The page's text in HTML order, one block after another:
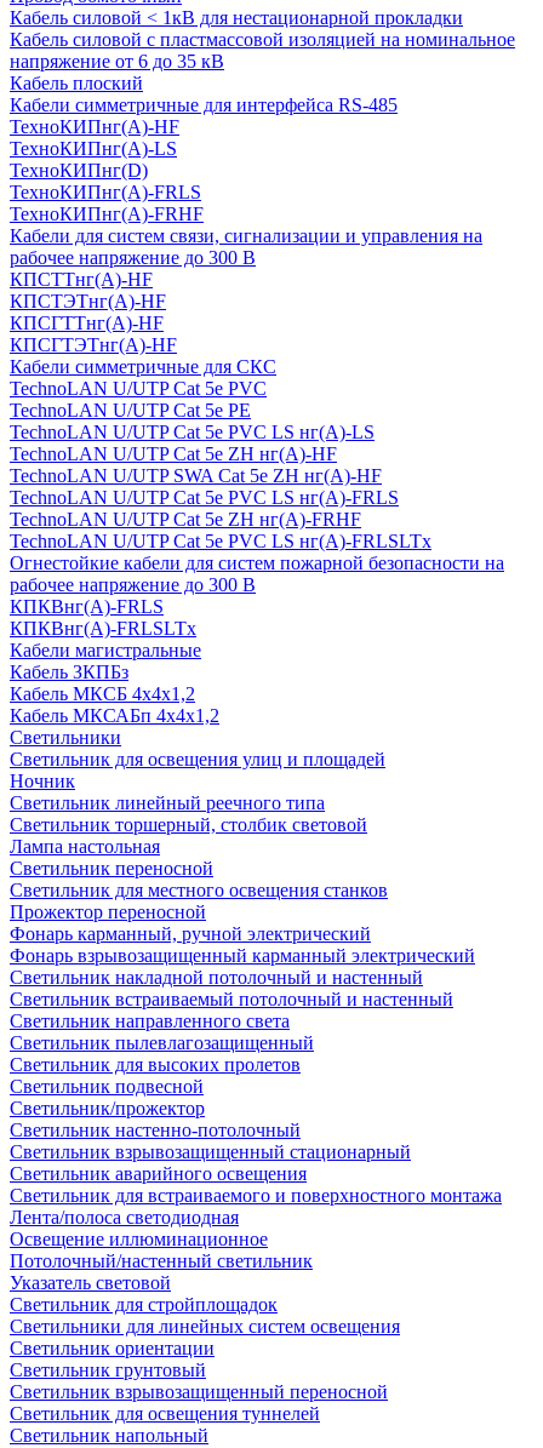
Кабель силовой < 1кВ для нестационарной прокладки
Кабель силовой с пластмассовой изоляцией на номинальное
напряжение от 6 до 35 кВ
Кабель плоский
Кабели симметричные для интерфейса RS-485
ТеxноКИПнг(A)-HF
ТеxноКИПнг(A)-LS
ТеxноКИПнг(D)
ТехноКИПнг(A)-FRLS
ТехноКИПнг(A)-FRHF
Кабели для систем связи, сигнализации и управления на
рабочее напряжение до 300 В
КПСТТнг(A)-HF
КПСТЭТнг(A)-HF
КПСГТТнг(A)-HF
КПСГТЭТнг(A)-HF
Кабели симметричные для СКС
TechnoLAN U/UTP Cat 5e PVC
TechnoLAN U/UTP Cat 5e PE
TechnoLAN U/UTP Cat 5e PVC LS нг(A)-LS
TechnoLAN U/UTP Cat 5e ZH нг(A)-HF
TechnoLAN U/UTP SWA Cat 5e ZH нг(A)-HF
TechnoLAN U/UTP Cat 5e PVC LS нг(A)-FRLS
TechnoLAN U/UTP Cat 5e ZH нг(A)-FRHF
TechnoLAN U/UTP Cat 5e PVC LS нг(A)-FRLSLTx
Огнестойкие кабели для систем пожарной безопасности на
рабочее напряжение до 300 В
КПКВнг(A)-FRLS
КПКВнг(A)-FRLSLTx
Кабели магистральные
Кабель ЗКПБз
Кабель МКСБ 4х4х1,2
Кабель МКСАБп 4х4х1,2
Светильники
Светильник для освещения улиц и площадей
Ночник
Светильник линейный реечного типа
Светильник торшерный, столбик световой
Лампа настольная
Светильник переносной
Светильник для местного освещения станков
Прожектор переносной
Фонарь карманный, ручной электрический
Фонарь взрывозащищенный карманный электрический
Светильник накладной потолочный и настенный
Светильник встраиваемый потолочный и настенный
Светильник направленного света
Светильник пылевлагозащищенный
Светильник для высоких пролетов
Светильник подвесной
Светильник/прожектор
Светильник настенно-потолочный
Светильник взрывозащищенный стационарный
Светильник аварийного освещения
Светильник для встраиваемого и поверхностного монтажа
Лента/полоса светодиодная
Освещение иллюминационное
Потолочный/настенный светильник
Указатель световой
Светильник для стройплощадок
Светильники для линейных систем освещения
Светильник ориентации
Светильник грунтовый
Светильник взрывозащищенный переносной
Светильник для освещения туннелей
Светильник напольный